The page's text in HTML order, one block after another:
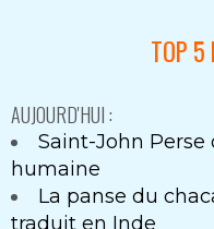
TOP 5
AUJOURD'HUI :
Saint-John Perse
humaine
La panse du
traduit en Inde